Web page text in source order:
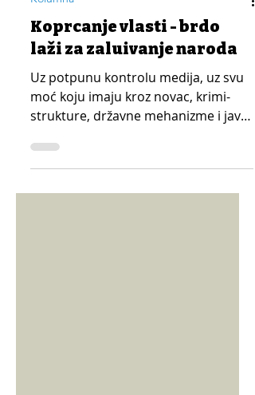
Kolumna
laži za zaluđivanje naroda
Uz potpunu kontrolu medija, uz svu
strukture, državne mehanizme i javni
sektor, ta lepa slika vlasti je bleđa iz
dana u dan. Nezadovoljstvo je sve